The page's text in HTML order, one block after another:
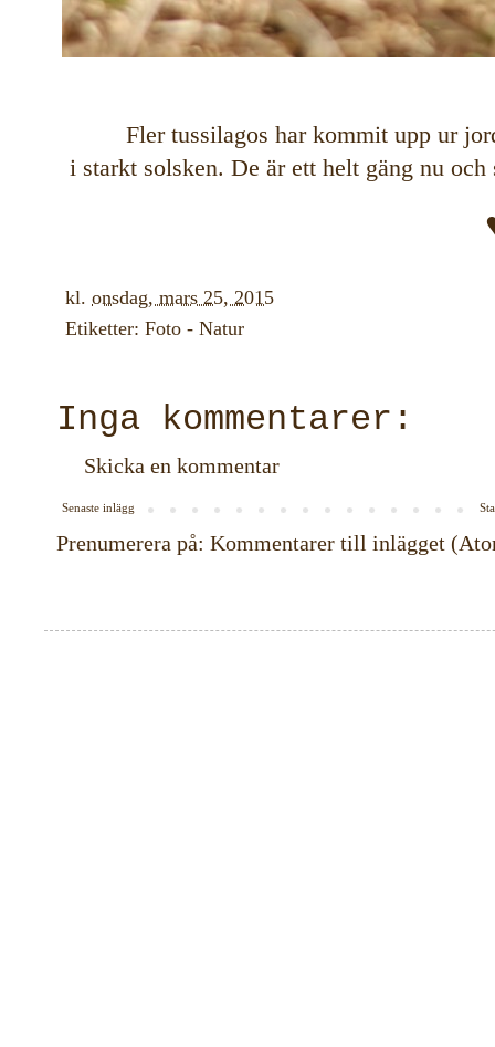
Fler tussilagos har kommit upp ur
i starkt solsken. De är ett helt gäng nu
kl. onsdag, mars 25, 2015
Etiketter: Foto - Natur
Inga kommentarer:
Skicka en kommentar
Senaste inlägg
Prenumerera på: Kommentarer till inlägget